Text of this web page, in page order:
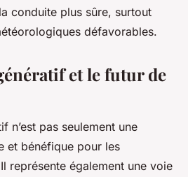
conduite plus sûre, surtout
défavorables.
et le futur de
n’est pas seulement une
et bénéfique pour les
représente également une voie